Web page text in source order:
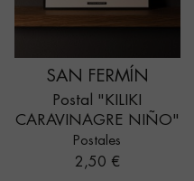
SAN FERMÍN
Postal "KILIKI
CARAVINAGRE NIÑO"
Postales
Precio
2,50 €